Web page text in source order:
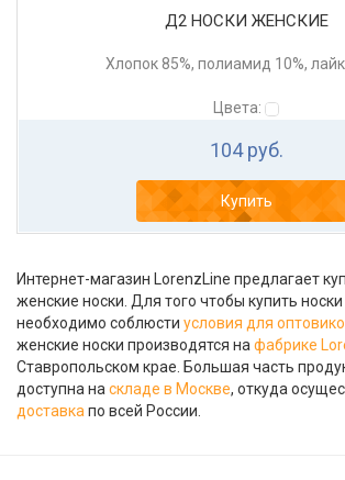
Д2 НОСКИ ЖЕНСКИЕ
Хлопок 85%, полиамид 10%,
Цвета:
104 руб.
Купить
Интернет-магазин LorenzLine предлагает
женские носки. Для того чтобы купить
необходимо соблюсти условия для
женские носки производятся нафабрике
Ставропольском крае. Большая часть
доступна наскладе в Москве, откуда
доставкапо всей России.